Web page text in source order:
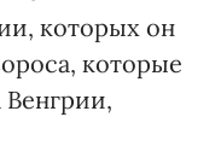
которых он
которые
Венгрии,